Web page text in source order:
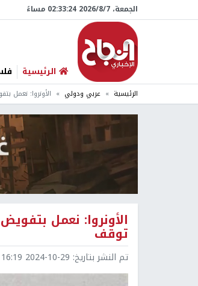
الجمعة، 7/‏8/‏2026 02:33:25 مساءً
الرئيسية
الرئيسية عربي ودولي الأونروا: نعمل
الأونروا: نعمل
توقف
تم النشر بتاريخ: 2024-10-29 16:19